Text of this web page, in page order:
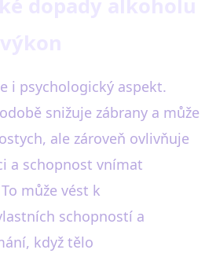
i psychologický aspekt.
snižuje zábrany a může
ale zároveň ovlivňuje
a schopnost vnímat
může vést k
schopností a
když tělo